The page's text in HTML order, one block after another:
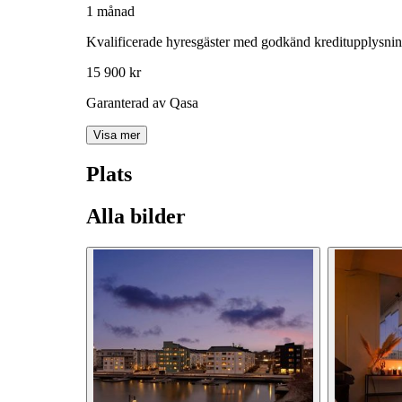
1 månad
Kvalificerade hyresgäster med godkänd
15 900 kr
Garanterad av Qasa
Visa mer
Plats
Alla bilder